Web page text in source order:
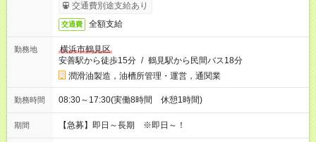
交通費別途支給あり
交通費 全額支給
勤務地
横浜市鶴見区
安善駅から徒歩15分 / 鶴見駅から民間バス18分
潤滑油製造，油槽所管理・運営，通関業
勤務時間 08:30～17:30(実働8時間 休憩1時間)
期間 【急募】即日～長期 ※即日～！